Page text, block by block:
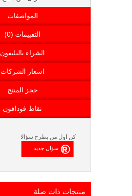
المواصفات
التقييمات (0)
الشراء بالتليفون
اسعار الشركات
حجز المنتج
نقاط فودافون
كن اول من يطرح سؤالا
منتجات ذات صلة